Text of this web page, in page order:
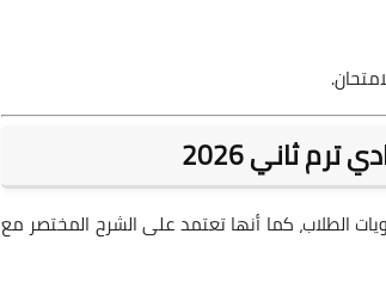
ثاني 2026
الطلاب، كما أنها تعتمد على الشرح المختصر مع